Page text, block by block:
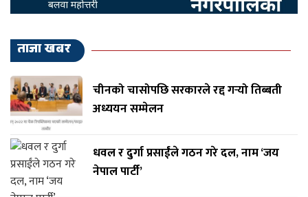
ताजा खबर
चीनको चासोपछि सरकारले रद्द गर्‍यो तिब्बती
अध्ययन सम्मेलन
धवल र दुर्गा प्रसाईंले गठन गरे दल, नाम ‘जय
नेपाल पार्टी’